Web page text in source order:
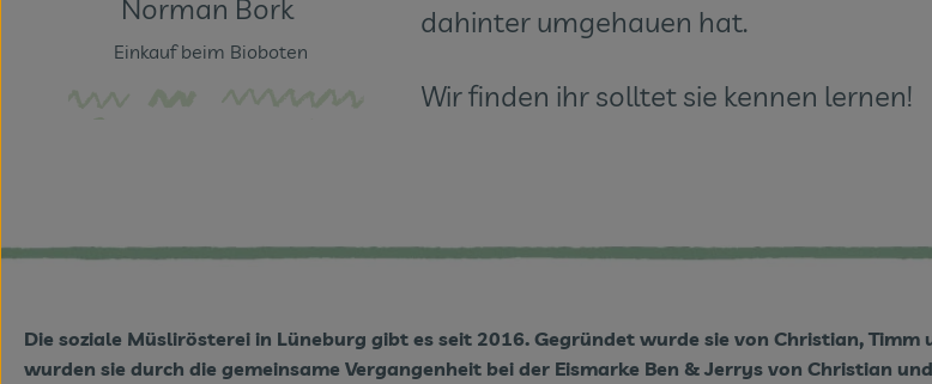
Norman Bork
Einkauf beim Bioboten
dahinter umgehauen hat.
Wir finden ihr solltet sie kennen lernen!
Die soziale Müslirösterei in Lüneburg gibt es seit 2016. Gegründet wurde sie von Christian,
wurden sie durch die gemeinsame Vergangenheit bei der Eismarke Ben & Jerrys von Christian